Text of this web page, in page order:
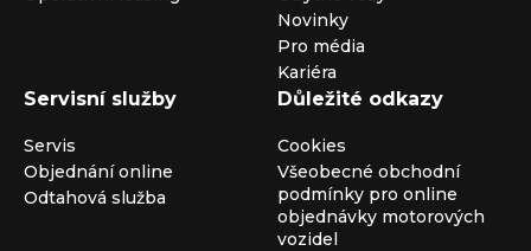
Novinky
Pro média
Kariéra
Servisní služby
Servis
Objednání online
Odtahová služba
Důležité odkazy
Cookies
Všeobecné obchodní
podmínky pro online
objednávky motorových
vozidel